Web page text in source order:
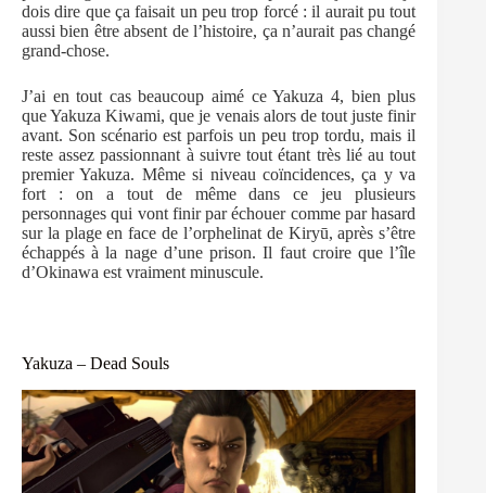
dois dire que ça faisait un peu trop forcé : il aurait pu tout
aussi bien être absent de l’histoire, ça n’aurait pas changé
grand-chose.
J’ai en tout cas beaucoup aimé ce Yakuza 4, bien plus
que Yakuza Kiwami, que je venais alors de tout juste finir
avant. Son scénario est parfois un peu trop tordu, mais il
reste assez passionnant à suivre tout étant très lié au tout
premier Yakuza. Même si niveau coïncidences, ça y va
fort : on a tout de même dans ce jeu plusieurs
personnages qui vont finir par échouer comme par hasard
sur la plage en face de l’orphelinat de Kiryū, après s’être
échappés à la nage d’une prison. Il faut croire que l’île
d’Okinawa est vraiment minuscule.
Yakuza – Dead Souls